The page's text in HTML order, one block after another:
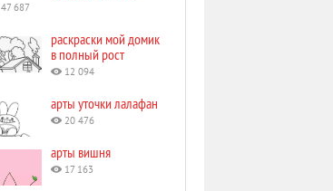
47 687
раскраски мой домик
в полный рост
12 094
арты уточки лалафан
20 476
арты вишня
17 163